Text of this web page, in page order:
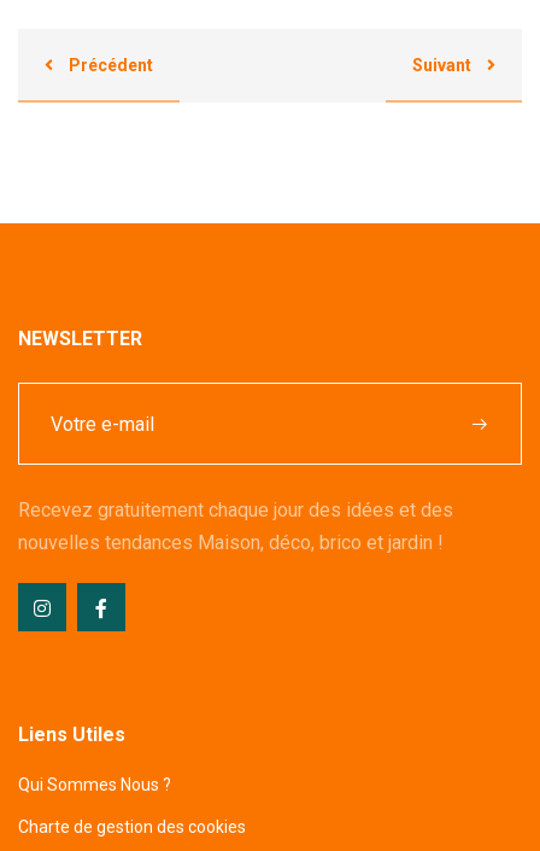
Précédent Suivant
NEWSLETTER
Recevez gratuitement chaque jour des idées et des
nouvelles tendances Maison, déco, brico et jardin !
Liens Utiles
Qui Sommes Nous ?
Charte de gestion des cookies